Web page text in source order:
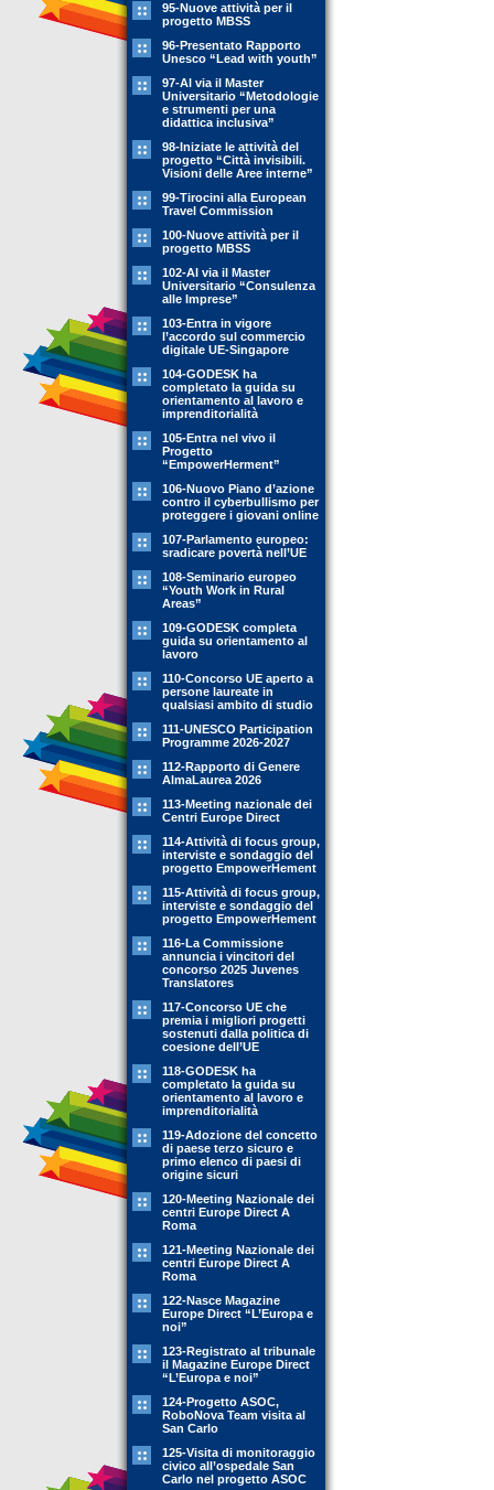
95-Nuove attività per il
progetto MBSS
96-Presentato Rapporto
Unesco “Lead with youth”
97-Al via il Master
Universitario “Metodologie
e strumenti per una
didattica inclusiva”
98-Iniziate le attività del
progetto “Città invisibili.
Visioni delle Aree interne”
99-Tirocini alla European
Travel Commission
100-Nuove attività per il
progetto MBSS
102-Al via il Master
Universitario “Consulenza
alle Imprese”
103-Entra in vigore
l’accordo sul commercio
digitale UE-Singapore
104-GODESK ha
completato la guida su
orientamento al lavoro e
imprenditorialità
105-Entra nel vivo il
Progetto
“EmpowerHerment”
106-Nuovo Piano d’azione
contro il cyberbullismo per
proteggere i giovani online
107-Parlamento europeo:
sradicare povertà nell’UE
108-Seminario europeo
“Youth Work in Rural
Areas”
109-GODESK completa
guida su orientamento al
lavoro
110-Concorso UE aperto a
persone laureate in
qualsiasi ambito di studio
111-UNESCO Participation
Programme 2026-2027
112-Rapporto di Genere
AlmaLaurea 2026
113-Meeting nazionale dei
Centri Europe Direct
114-Attività di focus group,
interviste e sondaggio del
progetto EmpowerHement
115-Attività di focus group,
interviste e sondaggio del
progetto EmpowerHement
116-La Commissione
annuncia i vincitori del
concorso 2025 Juvenes
Translatores
117-Concorso UE che
premia i migliori progetti
sostenuti dalla politica di
coesione dell’UE
118-GODESK ha
completato la guida su
orientamento al lavoro e
imprenditorialità
119-Adozione del concetto
di paese terzo sicuro e
primo elenco di paesi di
origine sicuri
120-Meeting Nazionale dei
centri Europe Direct A
Roma
121-Meeting Nazionale dei
centri Europe Direct A
Roma
122-Nasce Magazine
Europe Direct “L’Europa e
noi”
123-Registrato al tribunale
il Magazine Europe Direct
“L’Europa e noi”
124-Progetto ASOC,
RoboNova Team visita al
San Carlo
125-Visita di monitoraggio
civico all’ospedale San
Carlo nel progetto ASOC